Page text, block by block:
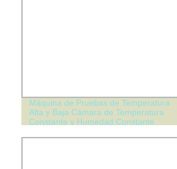
Máquina de Pruebas de Temperatura
Alta y Baja Cámara de Temperatura
Constante y Humedad Constante